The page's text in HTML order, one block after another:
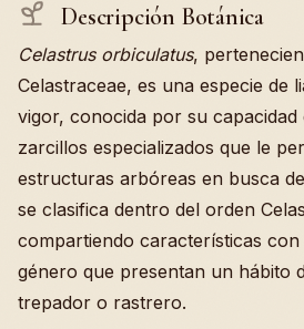
Descripción Botánica
Celastrus orbiculatus,
Celastraceae, es una especie de
vigor, conocida por su capacidad
zarcillos especializados que le
estructuras arbóreas en busca
se clasifica dentro del orden
compartiendo características
género que presentan un hábito
trepador o rastrero.